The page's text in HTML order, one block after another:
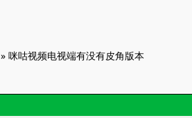
» 咪咕视频电视端有没有皮角版本